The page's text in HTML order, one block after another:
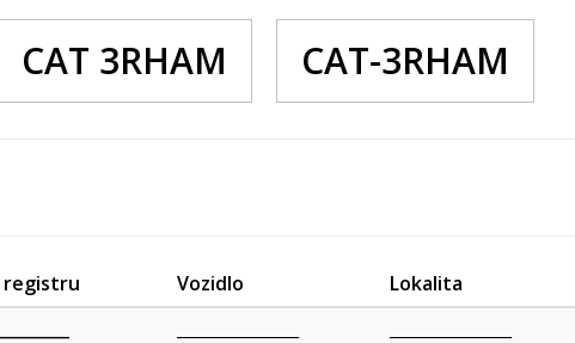
CAT 3RHAM CAT-3RHAM
registru Vozidlo Lokalita